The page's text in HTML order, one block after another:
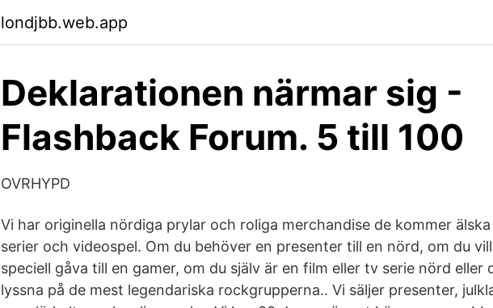
londjbb.web.app
Deklarationen närmar sig -
Flashback Forum. 5 till 100
OVRHYPD
Vi har originella nördiga prylar och roliga merchandise de kommer
serier och videospel. Om du behöver en presenter till en nörd, om du
speciell gåva till en gamer, om du själv är en film eller tv serie nörd eller
lyssna på de mest legendariska rockgrupperna.. Vi säljer presenter,